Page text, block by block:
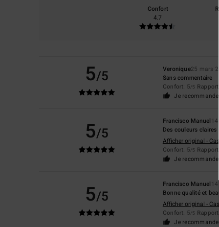
Confort
4.7
5/5 Veronique25 mars
Sans commentaire
Confort: 5/5
Je recommande
5/5
Francisco Manuel
Des couleurs
Afficher original -
Confort: 5/5
Je recommande
5/5
Francisco Manuel
Bonne qualité et
Afficher original -
Confort: 5/5
Je